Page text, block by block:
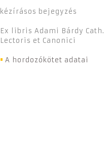
kézírásos bejegyzés
Ex libris Adami Bárdy
Lectoris et Canonici
A hordozókötet adatai